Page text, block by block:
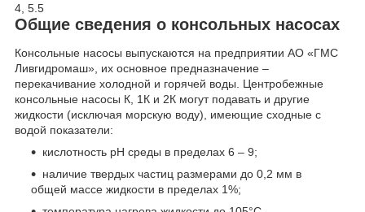
4, 5.5
Общие сведения о консольных насосах
Консольные насосы выпускаются на предприятии АО «ГМС
Ливгидромаш», их основное предназначение –
перекачивание холодной и горячей воды. Центробежные
консольные насосы К, 1К и 2К могут подавать и другие
жидкости (исключая морскую воду), имеющие сходные с
водой показатели:
кислотность рН среды в пределах 6 – 9;
наличие твердых частиц размерами до 0,2 мм в
общей массе жидкости в пределах 1%;